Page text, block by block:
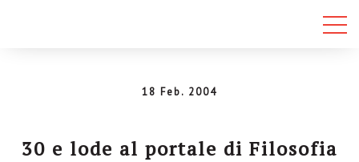
18 Feb. 2004
30 e lode al portale di Filosofia